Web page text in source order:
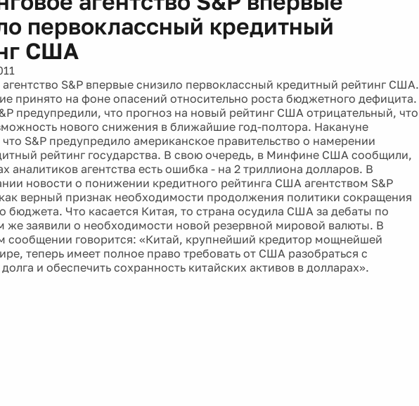
первоклассный кредитный
США
агентство S&P впервые снизило первоклассный кредитный рейтинг США.
принято на фоне опасений относительно роста бюджетного дефицита.
предупредили, что прогноз на новый рейтинг США отрицательный, что
нового снижения в ближайшие год-полтора. Накануне
S&P предупредило американское правительство о намерении
рейтинг государства. В свою очередь, в Минфине США сообщили,
аналитиков агентства есть ошибка - на 2 триллиона долларов. В
новости о понижении кредитного рейтинга США агентством S&P
верный признак необходимости продолжения политики сокращения
бюджета. Что касается Китая, то страна осудила США за дебаты по
же заявили о необходимости новой резервной мировой валюты. В
сообщении говорится: «Китай, крупнейший кредитор мощнейшей
теперь имеет полное право требовать от США разобраться с
и обеспечить сохранность китайских активов в долларах».